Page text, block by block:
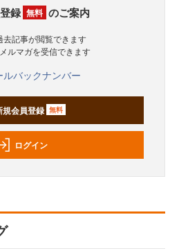
録 無料 のご案内
去記事が閲覧できます
ルマガを受信できます
ルバックナンバー
規会員登録 無料
ログイン